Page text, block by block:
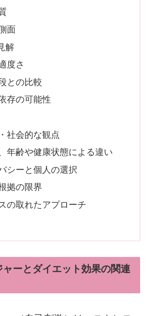
面
解
度さ
との比較
存の可能性
社会的な観点
年齢や健康状態による違い
シーと個人の選択
拠の限界
の取れたアプローチ
ーとダイエット効果の関連